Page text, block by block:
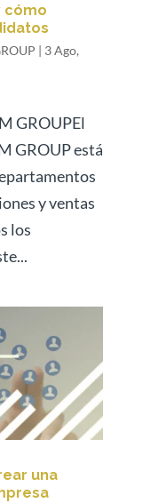
cómo
| 3 Ago,
GROUPEl
GROUP está
y ventas
los
una